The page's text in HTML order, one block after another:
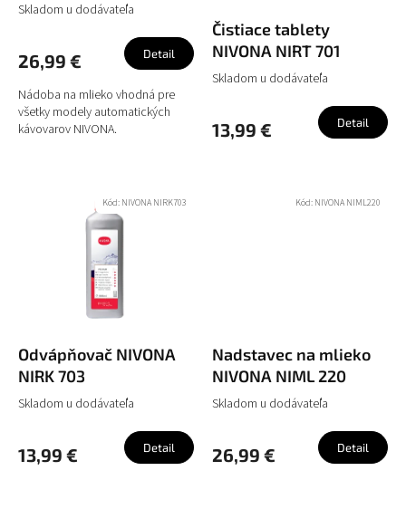
o
Skladom u dodávateľa
26,99 € Detail
Nádoba na mlieko vhodná pre
všetky modely automatických
kávovarov NIVONA.
Čistiace tablety
NIVONA NIRT 701
Skladom u dodávateľa
13,99 € Detail
Odvápňovač NIVONA
NIRK 703
Skladom u dodávateľa
13,99 € Detail
Kód: NIVONA NIRK703
Nadstavec na mlieko
NIVONA NIML 220
Skladom u dodávateľa
26,99 € Detail
Kód: NIVONA NIML220